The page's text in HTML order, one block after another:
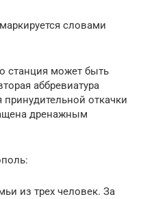
словами
станция может быть
аббревиатура
принудительной откачки
дренажным
из трех человек. За